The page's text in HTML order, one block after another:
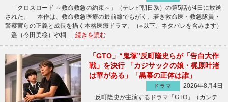
「クロスロード ～救命救急の約束～」（テレビ朝日系）の第5話が4日に放送
された。 本作は、救命救急医療の最前線でもがく、若き救命医・救急隊員・
警察官らの正義と成長を描く本格医療ドラマ。（※以下、ネタバレを含みます）
遥（今田美桜）や桐 … 続きを読む
「GTO」“鬼塚”反町隆史らが「告白大作
戦」を決行 「カジサックの娘・梶原叶渚
は華がある」「黒幕の正体は誰」
ドラマ
2026年8月4日
反町隆史が主演するドラマ「GTO」（カンテ